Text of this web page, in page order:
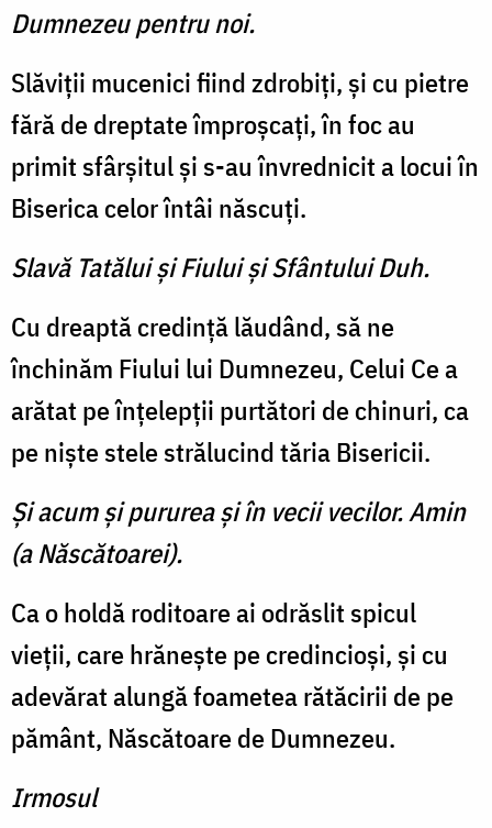
Dumnezeu pentru noi.
Slăviții mucenici fiind zdrobiţi, şi cu pietre
fără de dreptate împroşcaţi, în foc au
primit sfârşitul şi s-au învrednicit a locui în
Biserica celor întâi născuţi.
Slavă Tatălui şi Fiului şi Sfântului Duh.
Cu dreaptă credinţă lăudând, să ne
închinăm Fiului lui Dumnezeu, Celui Ce a
arătat pe înţelepţii purtători de chinuri, ca
pe nişte stele strălucind tăria Bisericii.
Şi acum şi pururea şi în vecii vecilor. Amin
(a Născătoarei).
Ca o holdă roditoare ai odrăslit spicul
vieţii, care hrăneşte pe credincioşi, şi cu
adevărat alungă foametea rătăcirii de pe
pământ, Născătoare de Dumnezeu.
Irmosul